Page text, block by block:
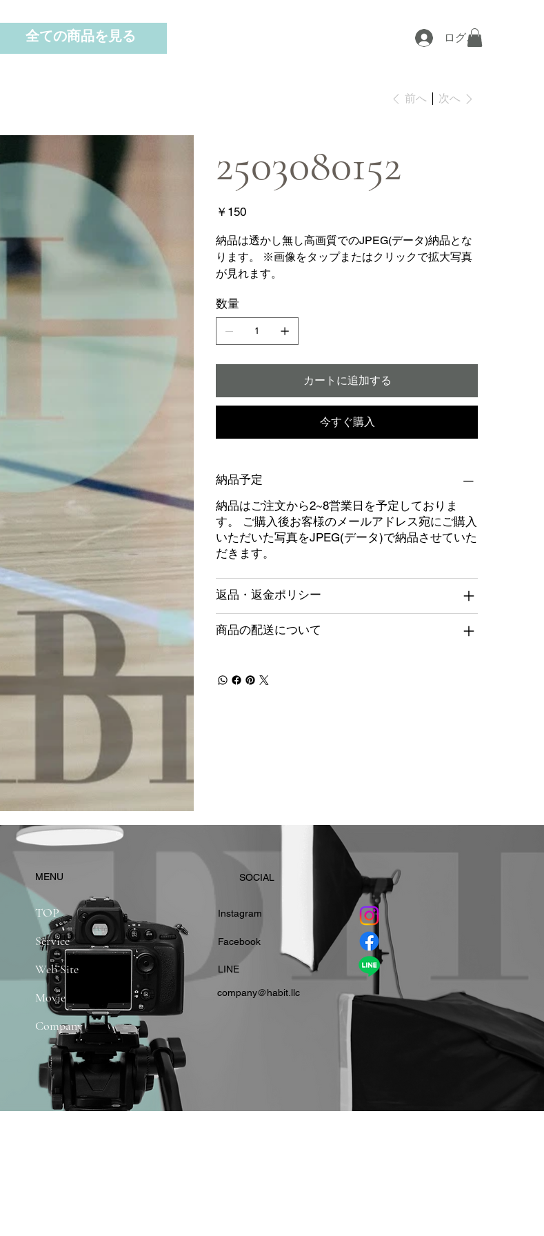
ログイン
全ての商品を見る
前へ 次へ
2503080152
価
格
￥150
納品は透かし無し高画質でのJPEG(データ)納品とな
ります。 ※画像をタップまたはクリックで拡大写真
が見れます。
数量
カートに追加する
今すぐ購入
納品予定
納品はご注文から2~8営業日を予定しておりま
す。 ご購入後お客様のメールアドレス宛にご購入
いただいた写真をJPEG(データ)で納品させていた
だきます。
返品・返金ポリシー
商品の配送について
​MENU
TOP
Service
Web Site
Movie
Company
​SOCIAL
Instagram
​Facebook
​LINE
company＠habit.llc